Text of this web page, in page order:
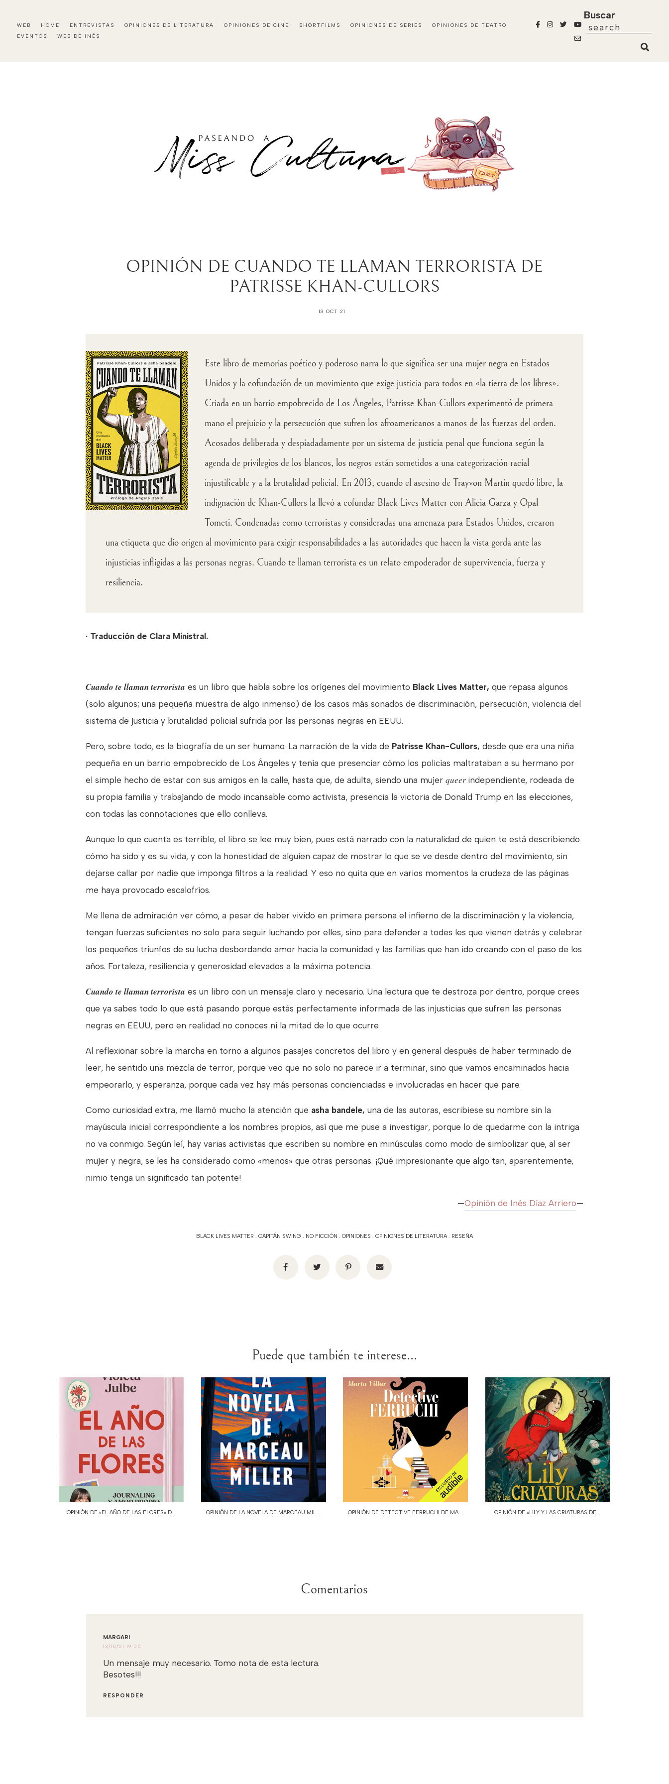
WEB HOME ENTREVISTAS OPINIONES DE LITERATURA OPINIONES DE CINE SHORTFILMS OPINIONES DE SERIES
OPINIONES DE TEATRO
EVENTOS
WEB DE INÉS
Buscar
OPINIÓN DE CUANDO TE LLAMAN TERRORISTA DE
PATRISSE KHAN-CULLORS
13 OCT 21
Este libro de memorias poético y poderoso narra lo que significa ser una mujer negra en Estados
Unidos y la cofundación de un movimiento que exige justicia para todos en «la tierra de los libres».
Criada en un barrio empobrecido de Los Ángeles, Patrisse Khan-Cullors experimentó de primera
mano el prejuicio y la persecución que sufren los afroamericanos a manos de las fuerzas del orden.
Acosados deliberada y despiadadamente por un sistema de justicia penal que funciona según la
agenda de privilegios de los blancos, los negros están sometidos a una categorización racial
injustificable y a la brutalidad policial. En 2013, cuando el asesino de Trayvon Martin quedó libre, la
indignación de Khan-Cullors la llevó a cofundar Black Lives Matter con Alicia Garza y Opal
Tometi. Condenadas como terroristas y consideradas una amenaza para Estados Unidos, crearon
una etiqueta que dio origen al movimiento para exigir responsabilidades a las autoridades que hacen la vista gorda ante las
injusticias infligidas a las personas negras. Cuando te llaman terrorista es un relato empoderador de supervivencia, fuerza y
resiliencia.
· Traducción de Clara Ministral.
Cuando te llaman terrorista es un libro que habla sobre los orígenes del movimiento Black Lives Matter, que repasa algunos
(solo algunos; una pequeña muestra de algo inmenso) de los casos más sonados de discriminación, persecución, violencia del
sistema de justicia y brutalidad policial sufrida por las personas negras en EEUU.
Pero, sobre todo, es la biografía de un ser humano. La narración de la vida de Patrisse Khan-Cullors, desde que era una niña
pequeña en un barrio empobrecido de Los Ángeles y tenía que presenciar cómo los policías maltrataban a su hermano por
el simple hecho de estar con sus amigos en la calle, hasta que, de adulta, siendo una mujer queer independiente, rodeada de
su propia familia y trabajando de modo incansable como activista, presencia la victoria de Donald Trump en las elecciones,
con todas las connotaciones que ello conlleva.
Aunque lo que cuenta es terrible, el libro se lee muy bien, pues está narrado con la naturalidad de quien te está describiendo
cómo ha sido y es su vida, y con la honestidad de alguien capaz de mostrar lo que se ve desde dentro del movimiento, sin
dejarse callar por nadie que imponga filtros a la realidad. Y eso no quita que en varios momentos la crudeza de las páginas
me haya provocado escalofríos.
Me llena de admiración ver cómo, a pesar de haber vivido en primera persona el infierno de la discriminación y la violencia,
tengan fuerzas suficientes no solo para seguir luchando por elles, sino para defender a todes les que vienen detrás y celebrar
los pequeños triunfos de su lucha desbordando amor hacia la comunidad y las familias que han ido creando con el paso de los
años. Fortaleza, resiliencia y generosidad elevados a la máxima potencia.
Cuando te llaman terrorista es un libro con un mensaje claro y necesario. Una lectura que te destroza por dentro, porque crees
que ya sabes todo lo que está pasando porque estás perfectamente informada de las injusticias que sufren las personas
negras en EEUU, pero en realidad no conoces ni la mitad de lo que ocurre.
Al reflexionar sobre la marcha en torno a algunos pasajes concretos del libro y en general después de haber terminado de
leer, he sentido una mezcla de terror, porque veo que no solo no parece ir a terminar, sino que vamos encaminados hacia
empeorarlo, y esperanza, porque cada vez hay más personas concienciadas e involucradas en hacer que pare.
Como curiosidad extra, me llamó mucho la atención que asha bandele, una de las autoras, escribiese su nombre sin la
mayúscula inicial correspondiente a los nombres propios, así que me puse a investigar, porque lo de quedarme con la intriga
no va conmigo. Según leí, hay varias activistas que escriben su nombre en minúsculas como modo de simbolizar que, al ser
mujer y negra, se les ha considerado como «menos» que otras personas. ¡Qué impresionante que algo tan, aparentemente,
nimio tenga un significado tan potente!
—Opinión de Inés Díaz Arriero—
BLACK LIVES MATTER . CAPITÁN SWING . NO FICCIÓN . OPINIONES . OPINIONES DE LITERATURA. RESEÑA
Puede que también te interese...
OPINIÓN DE «EL AÑO DE LAS FLORES» D... OPINIÓN DE LA NOVELA DE MARCEAU MIL... OPINIÓN DE DETECTIVE FERRUCHI DE MA... OPINIÓN DE «LILY Y LAS CRIATURAS DE...
Comentarios
MARGARI
13/10/21 19:00
Un mensaje muy necesario. Tomo nota de esta lectura.
Besotes!!!
RESPONDER